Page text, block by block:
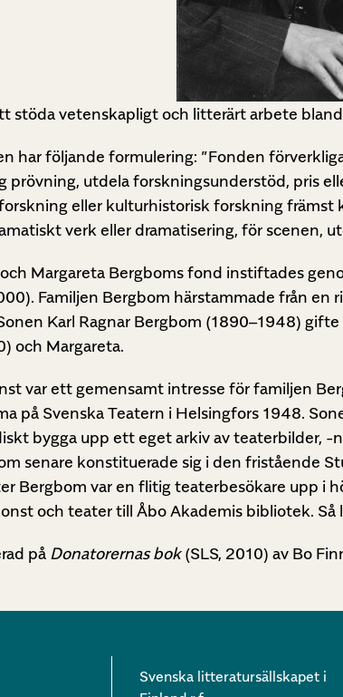
stöda vetenskapligt och litterärt arbete
har följande formulering: ”Fonden
prövning, utdela forskningsunderstöd, pris
eller kulturhistorisk forskning
verk eller dramatisering, för scenen,
och Margareta Bergboms fond instiftades
Familjen Bergbom härstammade från
Karl Ragnar Bergbom (1890–1948)
och Margareta.
var ett gemensamt intresse för familjen
på Svenska Teatern i Helsingfors 1948.
bygga upp ett eget arkiv av teaterbilder,
senare konstituerade sig i den fristående
Bergbom var en flitig teaterbesökare upp i
och teater till Åbo Akademis bibliotek.
på Donatorernas bok(SLS, 2010) av Bo
Svenska litteratursällskapet i